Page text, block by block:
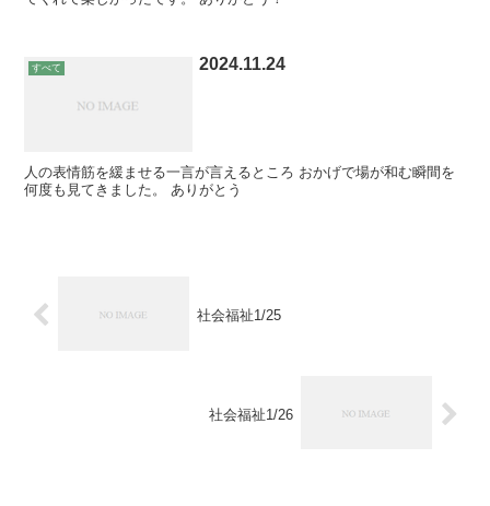
すべて 2024.11.24
人の表情筋を緩ませる一言が言えるところ おかげで場が和む瞬間を
何度も見てきました。 ありがとう
社会福祉1/25
社会福祉1/26